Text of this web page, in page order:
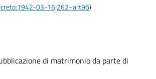
03-16;262~art96)
di matrimonio da parte di